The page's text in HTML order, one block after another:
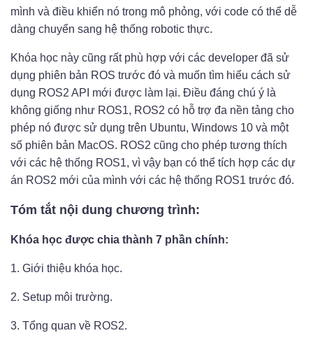
mình và điều khiển nó trong mô phỏng, với code có thể dễ
dàng chuyển sang hệ thống robotic thực.
Khóa học này cũng rất phù hợp với các developer đã sử
dụng phiên bản ROS trước đó và muốn tìm hiểu cách sử
dụng ROS2 API mới được làm lại. Điều đáng chú ý là
không giống như ROS1, ROS2 có hỗ trợ đa nền tảng cho
phép nó được sử dụng trên Ubuntu, Windows 10 và một
số phiên bản MacOS. ROS2 cũng cho phép tương thích
với các hệ thống ROS1, vì vậy bạn có thể tích hợp các dự
án ROS2 mới của mình với các hệ thống ROS1 trước đó.
Tóm tắt nội dung chương trình:
Khóa học được chia thành 7 phần chính:
1. Giới thiệu khóa học.
2. Setup môi trường.
3. Tổng quan về ROS2.